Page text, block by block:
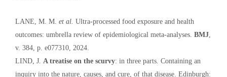
LANE, M. M. et al. Ultra-processed food exposure and health
outcomes: umbrella review of epidemiological meta-analyses. BMJ,
v. 384, p. e077310, 2024.
LIND, J. A treatise on the scurvy: in three parts. Containing an
inquiry into the nature, causes, and cure, of that disease. Edinburgh: